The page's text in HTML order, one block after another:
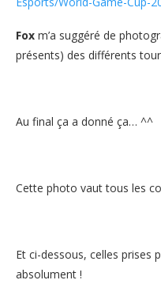
Fox m’a suggéré de
présents) des différents
Au final ça a donné ça… ^^
Cette photo vaut tous les
Et ci-dessous, celles prises
absolument !